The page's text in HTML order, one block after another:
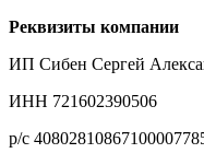
Реквизиты компании
ИП Сибен Сергей
ИНН 721602390506
р/с